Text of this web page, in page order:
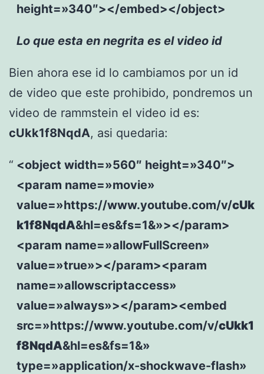
height=»340″></embed></object>
Lo que esta en negrita es el video id
Bien ahora ese id lo cambiamos por un id
de video que este prohibido, pondremos un
video de rammstein el video id es:
cUkk1f8NqdA, asi quedaria:
<object width=»560″ height=»340″>
<param name=»movie»
value=»https://www.youtube.com/v/cUk
k1f8NqdA&hl=es&fs=1&»></param>
<param name=»allowFullScreen»
value=»true»></param><param
name=»allowscriptaccess»
value=»always»></param><embed
src=»https://www.youtube.com/v/cUkk1
f8NqdA&hl=es&fs=1&»
type=»application/x-shockwave-flash»